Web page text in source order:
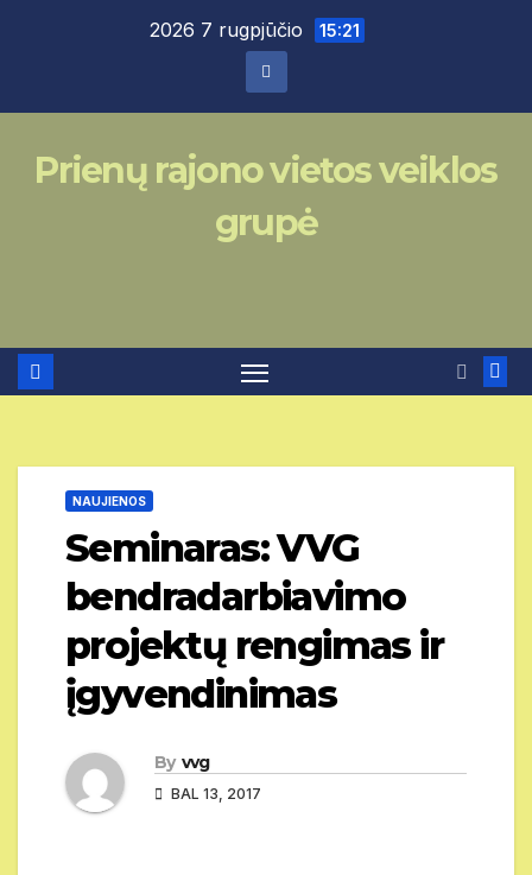
2026 7 rugpjūčio 15:21
Prienų rajono vietos veiklos
grupė
NAUJIENOS
Seminaras: VVG
bendradarbiavimo
projektų rengimas ir
įgyvendinimas
By vvg
BAL 13, 2017